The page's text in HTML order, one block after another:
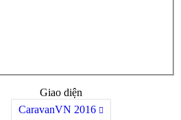
Giao diện
CaravanVN 2016